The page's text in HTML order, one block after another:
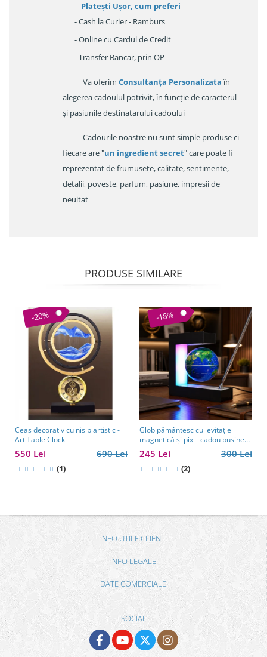
Platești Ușor, cum preferi
- Cash la Curier - Ramburs
- Online cu Cardul de Credit
- Transfer Bancar, prin OP
Va oferim Consultanța Personalizataîn
alegerea cadoulul potrivit, în funcție de caracterul
și pasiunile destinatarului cadoului
Cadourile noastre nu sunt simple produse ci
fiecare are "un ingredient secret" care poate fi
reprezentat de frumusețe, calitate, sentimente,
detalii, poveste, parfum, pasiune, impresii de
neuitat
PRODUSE SIMILARE
-20%
Ceas decorativ cu nisip artistic -
Art Table Clock
690 Lei
550 Lei
(1)
-18%
Glob pământesc cu levitație
magnetică și pix – cadou business
pentru bărbați pasionați de
tehnologie și călătorii
300 Lei
245 Lei
(2)
INFO UTILE CLIENTI
INFO LEGALE
DATE COMERCIALE
SOCIAL